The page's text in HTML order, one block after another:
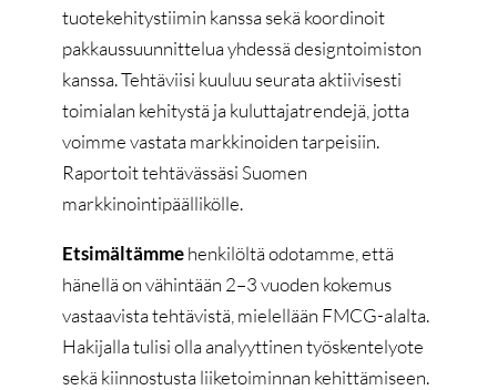
tuotekehitystiimin kanssa sekä koordinoit
pakkaussuunnittelua yhdessä designtoimiston
kanssa. Tehtäviisi kuuluu seurata aktiivisesti
toimialan kehitystä ja kuluttajatrendejä, jotta
voimme vastata markkinoiden tarpeisiin.
Raportoit tehtävässäsi Suomen
markkinointipäällikölle.
Etsimältämmehenkilöltä odotamme, että
hänellä on vähintään 2–3 vuoden kokemus
vastaavista tehtävistä, mielellään FMCG-alalta.
Hakijalla tulisi olla analyyttinen työskentelyote
sekä kiinnostusta liiketoiminnan kehittämiseen.